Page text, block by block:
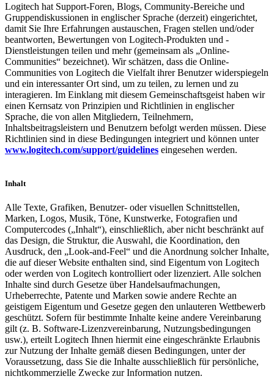
Logitech hat Support-Foren, Blogs, Community-Bereiche und
Gruppendiskussionen in englischer Sprache (derzeit) eingerichtet,
damit Sie Ihre Erfahrungen austauschen, Fragen stellen und/oder
beantworten, Bewertungen von Logitech-Produkten und -
Dienstleistungen teilen und mehr (gemeinsam als „Online-
Communities“ bezeichnet). Wir schätzen, dass die Online-
Communities von Logitech die Vielfalt ihrer Benutzer widerspiegeln
und ein interessanter Ort sind, um zu teilen, zu lernen und zu
interagieren. Im Einklang mit diesem Gemeinschaftsgeist haben wir
einen Kernsatz von Prinzipien und Richtlinien in englischer
Sprache, die von allen Mitgliedern, Teilnehmern,
Inhaltsbeitragsleistern und Benutzern befolgt werden müssen. Diese
Richtlinien sind in diese Bedingungen integriert und können unter
www.logitech.com/support/guidelines eingesehen werden.
Inhalt
Alle Texte, Grafiken, Benutzer- oder visuellen Schnittstellen,
Marken, Logos, Musik, Töne, Kunstwerke, Fotografien und
Computercodes („Inhalt“), einschließlich, aber nicht beschränkt auf
das Design, die Struktur, die Auswahl, die Koordination, den
Ausdruck, den „Look-and-Feel“ und die Anordnung solcher Inhalte,
die auf dieser Website enthalten sind, sind Eigentum von Logitech
oder werden von Logitech kontrolliert oder lizenziert. Alle solchen
Inhalte sind durch Gesetze über Handelsaufmachungen,
Urheberrechte, Patente und Marken sowie andere Rechte an
geistigem Eigentum und Gesetze gegen den unlauteren Wettbewerb
geschützt. Sofern für bestimmte Inhalte keine andere Vereinbarung
gilt (z. B. Software-Lizenzvereinbarung, Nutzungsbedingungen
usw.), erteilt Logitech Ihnen hiermit eine eingeschränkte Erlaubnis
zur Nutzung der Inhalte gemäß diesen Bedingungen, unter der
Voraussetzung, dass Sie die Inhalte ausschließlich für persönliche,
nichtkommerzielle Zwecke zur Information nutzen.